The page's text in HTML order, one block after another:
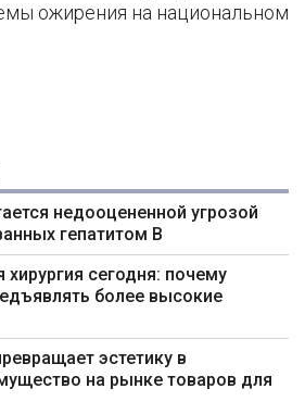
ожирения на национальном
недооцененной угрозой
гепатитом B
хирургия сегодня: почему
более высокие
эстетику в
на рынке товаров для